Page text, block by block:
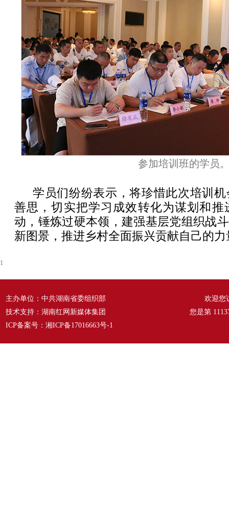
参加培训班的学员
学员们纷纷表示，将珍惜此次培训
善思，切实把学习成效转化为谋划和推
动，锤炼过硬本领，建强基层党组织战
新图景，推进乡村全面振兴贡献自己的力
1
主办单位：中共湖南省委组织部
技术支持：湖南红网新媒体集团
ICP备案号： 湘ICP备17016663号-1
欢迎您
您是第